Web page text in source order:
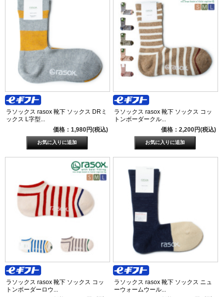
ラソックス rasox 靴下 ソックス DRミ
ックス L字型...
価格：1,980円(税込)
ラソックス rasox 靴下 ソックス コッ
トンボーダークル...
価格：2,200円(税込)
ラソックス rasox 靴下 ソックス コッ
トンボーダーロウ...
ラソックス rasox 靴下 ソックス ニュ
ーウォームウール...